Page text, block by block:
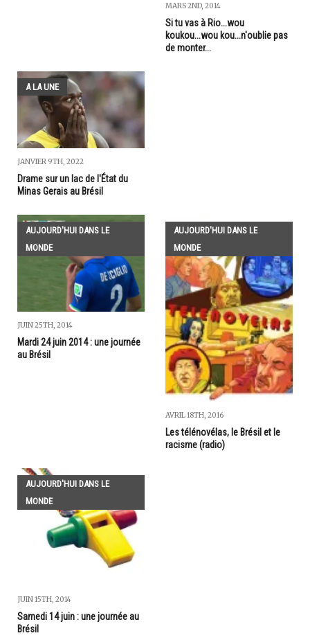
MARS 2ND, 2014
Si tu vas à Rio...wou
koukou...wou kou...n'oublie pas
de monter...
A LA UNE
JANVIER 9TH, 2022
Drame sur un lac de l'État du
Minas Gerais au Brésil
AUJOURD'HUI DANS LE
MONDE
JUIN 25TH, 2014
Mardi 24 juin 2014 : une journée
au Brésil
AUJOURD'HUI DANS LE
MONDE
AVRIL 18TH, 2016
Les télénovélas, le Brésil et le
racisme (radio)
AUJOURD'HUI DANS LE
MONDE
JUIN 15TH, 2014
Samedi 14 juin : une journée au
Brésil